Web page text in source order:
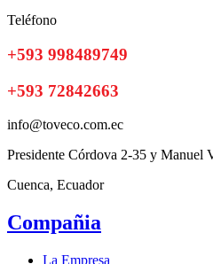
Teléfono
+593 998489749
+593 72842663
info@toveco.com.ec
Presidente Córdova 2-35 y Manuel
Cuenca, Ecuador
Compañia
La Empresa